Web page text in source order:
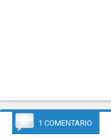
1 COMENTARIO